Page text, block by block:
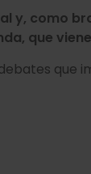
y, como
que
que